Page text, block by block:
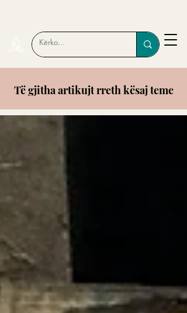
Të gjitha artikujt rreth kësaj teme